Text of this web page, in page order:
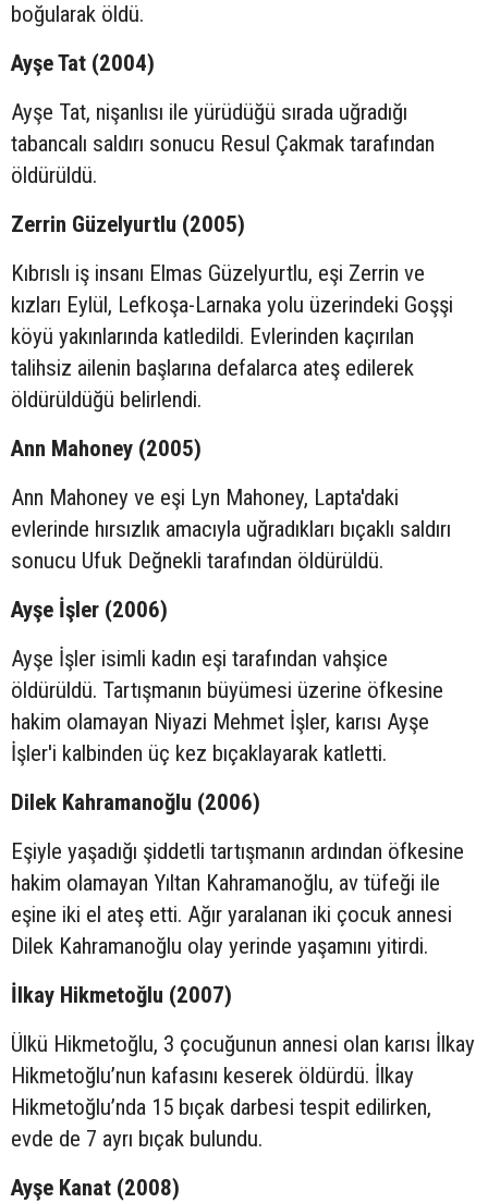
boğularak öldü.
Ayşe Tat (2004)
Ayşe Tat, nişanlısı ile yürüdüğü sırada uğradığı
tabancalı saldırı sonucu Resul Çakmak tarafından
öldürüldü.
Zerrin Güzelyurtlu (2005)
Kıbrıslı iş insanı Elmas Güzelyurtlu, eşi Zerrin ve
kızları Eylül, Lefkoşa-Larnaka yolu üzerindeki Goşşi
köyü yakınlarında katledildi. Evlerinden kaçırılan
talihsiz ailenin başlarına defalarca ateş edilerek
öldürüldüğü belirlendi.
Ann Mahoney (2005)
Ann Mahoney ve eşi Lyn Mahoney, Lapta'daki
evlerinde hırsızlık amacıyla uğradıkları bıçaklı saldırı
sonucu Ufuk Değnekli tarafından öldürüldü.
Ayşe İşler (2006)
Ayşe İşler isimli kadın eşi tarafından vahşice
öldürüldü. Tartışmanın büyümesi üzerine öfkesine
hakim olamayan Niyazi Mehmet İşler, karısı Ayşe
İşler'i kalbinden üç kez bıçaklayarak katletti.
Dilek Kahramanoğlu (2006)
Eşiyle yaşadığı şiddetli tartışmanın ardından öfkesine
hakim olamayan Yıltan Kahramanoğlu, av tüfeği ile
eşine iki el ateş etti. Ağır yaralanan iki çocuk annesi
Dilek Kahramanoğlu olay yerinde yaşamını yitirdi.
İlkay Hikmetoğlu (2007)
Ülkü Hikmetoğlu, 3 çocuğunun annesi olan karısı İlkay
Hikmetoğlu’nun kafasını keserek öldürdü. İlkay
Hikmetoğlu’nda 15 bıçak darbesi tespit edilirken,
evde de 7 ayrı bıçak bulundu.
Ayşe Kanat (2008)